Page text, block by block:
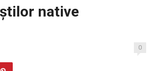
native
0